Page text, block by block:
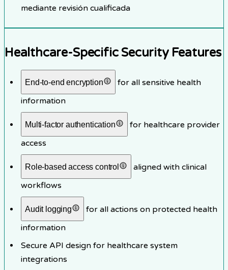
mediante revisión cualificada
Healthcare-Specific Security Features
End-to-end encryption
for all sensitive health
information
Multi-factor authentication
for healthcare provider
access
Role-based access control
aligned with clinical
workflows
Audit logging
for all actions on protected health
information
Secure API design for healthcare system
integrations